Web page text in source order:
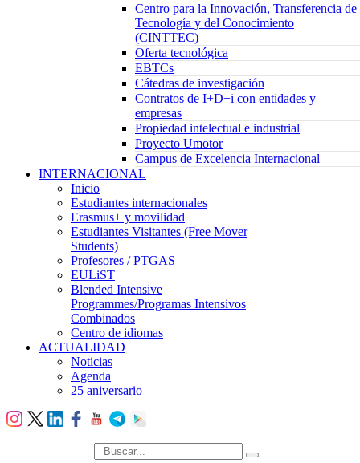
Centro para la Innovación, Transferencia de
Tecnología y del Conocimiento
(CINTTEC)
Oferta tecnológica
EBTCs
Cátedras de investigación
Contratos de I+D+i con entidades y
empresas
Propiedad intelectual e industrial
Proyecto Umotor
Campus de Excelencia Internacional
INTERNACIONAL
Inicio
Estudiantes internacionales
Erasmus+ y movilidad
Estudiantes Visitantes (Free Mover
Students)
Profesores / PTGAS
EULiST
Blended Intensive
Programmes/Programas Intensivos
Combinados
Centro de idiomas
ACTUALIDAD
Noticias
Agenda
25 aniversario
búsqueda